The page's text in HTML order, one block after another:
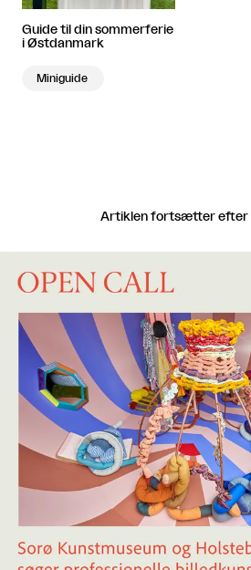
Guide til din sommerferie
i Østdanmark
Miniguide
Artiklen fortsætter efter